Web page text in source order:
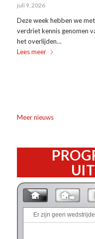
juli 9, 2026
Deze week hebben we met
verdriet kennis genomen
het overlijden…
Lees meer
Meer nieuws